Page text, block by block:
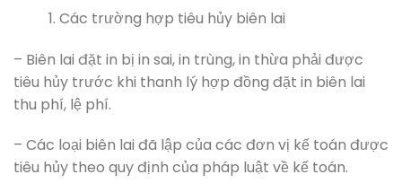
Các trường hợp tiêu hủy biên lai
– Biên lai đặt in bị in sai, in trùng, in thừa phải được
tiêu hủy trước khi thanh lý hợp đồng đặt in biên lai
thu phí, lệ phí.
– Các loại biên lai đã lập của các đơn vị kế toán được
tiêu hủy theo quy định của pháp luật về kế toán.